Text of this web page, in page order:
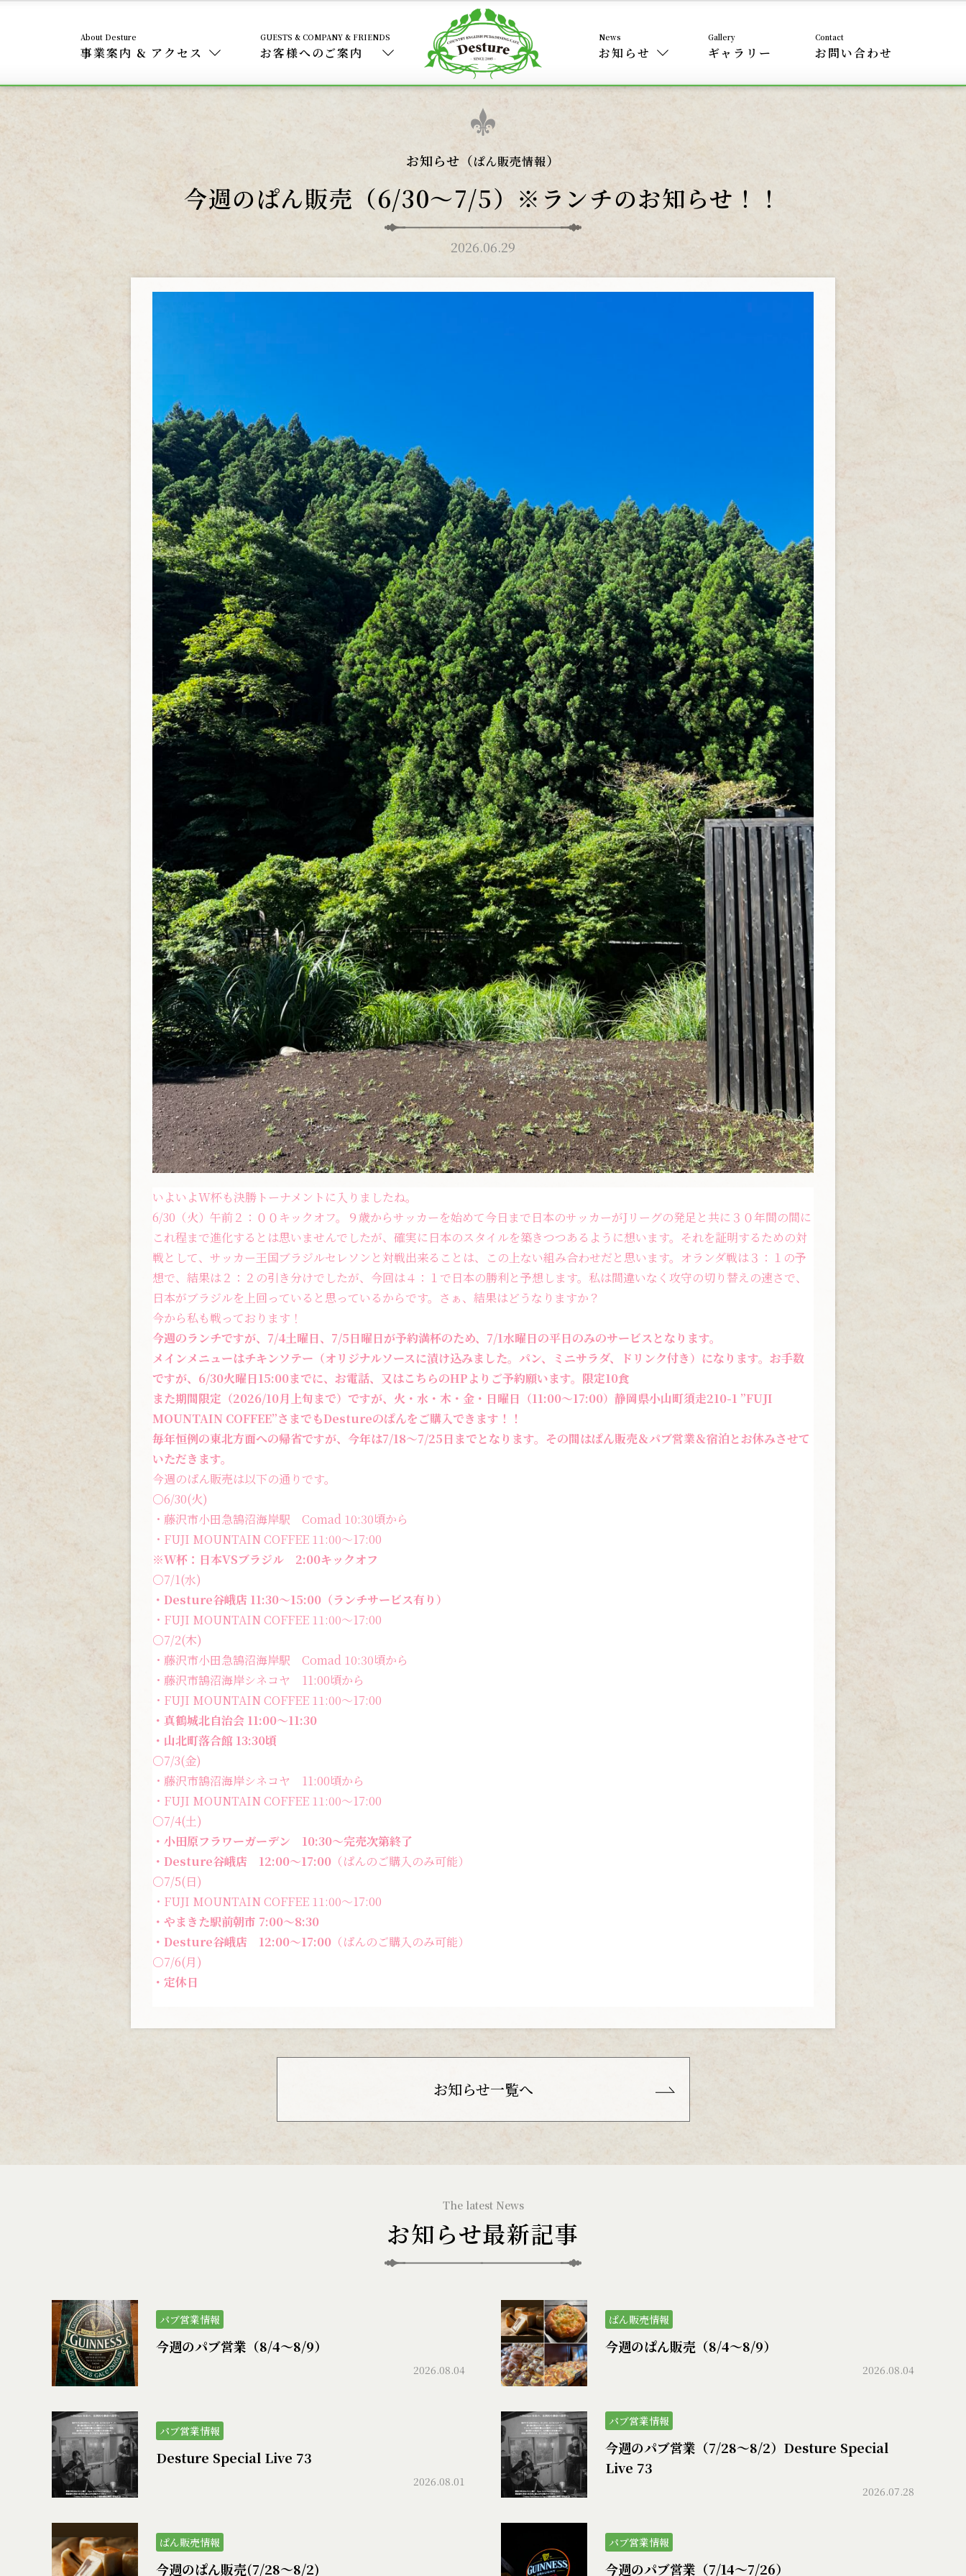
事業案内 & アクセス お客様へのご案内 お知らせ ギャラリー お問い合わせ
お知らせ（ぱん販売情報）
今週のぱん販売（6/30〜7/5）※ランチのお知らせ！！
2026.06.29
いよいよW杯も決勝トーナメントに入りましたね。
6/30（火）午前２：００キックオフ。９歳からサッカーを始めて今日まで日本のサッカーがJリーグの発足と共に３０年間の間に
これ程まで進化するとは思いませんでしたが、確実に日本のスタイルを築きつつあるように想います。それを証明するための対
戦として、サッカー王国ブラジルセレソンと対戦出来ることは、この上ない組み合わせだと思います。オランダ戦は３：１の予
想で、結果は２：２の引き分けでしたが、今回は４：１で日本の勝利と予想します。私は間違いなく攻守の切り替えの速さで、
日本がブラジルを上回っていると思っているからです。さぁ、結果はどうなりますか？
今から私も戦っております！
今週のランチですが、7/4土曜日、7/5日曜日が予約満杯のため、7/1水曜日の平日のみのサービスとなります。
メインメニューはチキンソテー（オリジナルソースに漬け込みました。パン、ミニサラダ、ドリンク付き）になります。お手数
ですが、6/30火曜日15:00までに、お電話、又はこちらのHPよりご予約願います。限定10食
また期間限定（2026/10月上旬まで）ですが、火・水・木・金・日曜日（11:00〜17:00）静岡県小山町須走210-1 ”FUJI
MOUNTAIN COFFEE”さまでもDestureのぱんをご購入できます！！
毎年恒例の東北方面への帰省ですが、今年は7/18〜7/25日までとなります。その間はぱん販売＆パブ営業＆宿泊とお休みさせて
いただきます。
今週のぱん販売は以下の通りです。
○6/30(火)
・藤沢市小田急鵠沼海岸駅 Comad 10:30頃から
・FUJI MOUNTAIN COFFEE 11:00〜17:00
※W杯：日本VSブラジル 2:00キックオフ
○7/1(水)
・Desture谷峨店 11:30〜15:00（ランチサービス有り）
・FUJI MOUNTAIN COFFEE 11:00〜17:00
○7/2(木)
・藤沢市小田急鵠沼海岸駅 Comad 10:30頃から
・藤沢市鵠沼海岸シネコヤ 11:00頃から
・FUJI MOUNTAIN COFFEE 11:00〜17:00
・真鶴城北自治会 11:00〜11:30
・山北町落合館 13:30頃
○7/3(金)
・藤沢市鵠沼海岸シネコヤ 11:00頃から
・FUJI MOUNTAIN COFFEE 11:00〜17:00
○7/4(土)
・小田原フラワーガーデン
10:30〜完売次第終了
・Desture谷峨店 12:00〜17:00 （ぱんのご購入のみ可能）
○7/5(日)
・FUJI MOUNTAIN COFFEE 11:00〜17:00
・やまきた駅前朝市 7:00〜8:30
・Desture谷峨店 12:00〜17:00 （ぱんのご購入のみ可能）
○7/6(月)
・定休日
お知らせ一覧へ
お知らせ最新記事
パブ営業情報
今週のパブ営業（8/4〜8/9）
2026.08.04
ぱん販売情報
今週のぱん販売（8/4〜8/9）
2026.08.04
パブ営業情報
Desture Special Live 73
2026.08.01
パブ営業情報
今週のパブ営業（7/28〜8/2）Desture Special
Live 73
2026.07.28
ぱん販売情報
今週のぱん販売(7/28〜8/2)
パブ営業情報
今週のパブ営業（7/14〜7/26）